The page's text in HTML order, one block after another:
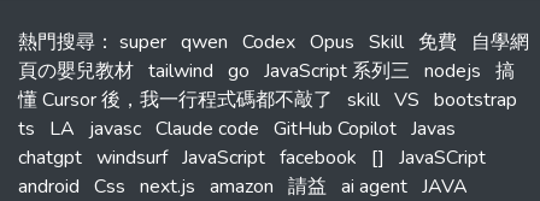
熱門搜尋 ： super qwen Codex Opus Skill 免費
自學網
頁の嬰兒教材 tailwind go JavaScript 系列三 nodejs 搞
懂 Cursor 後，我一行程式碼都不敲了
skill VS bootstrap
ts
LA javasc Claude code GitHub Copilot Javas
chatgpt windsurf JavaScript facebook []
JavaSCript
android Css next.js amazon 請益 ai agent JAVA